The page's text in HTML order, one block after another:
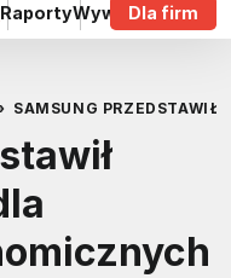
RaportyWywiadyDla firm
SAMSUNG PRZEDSTAWIŁ